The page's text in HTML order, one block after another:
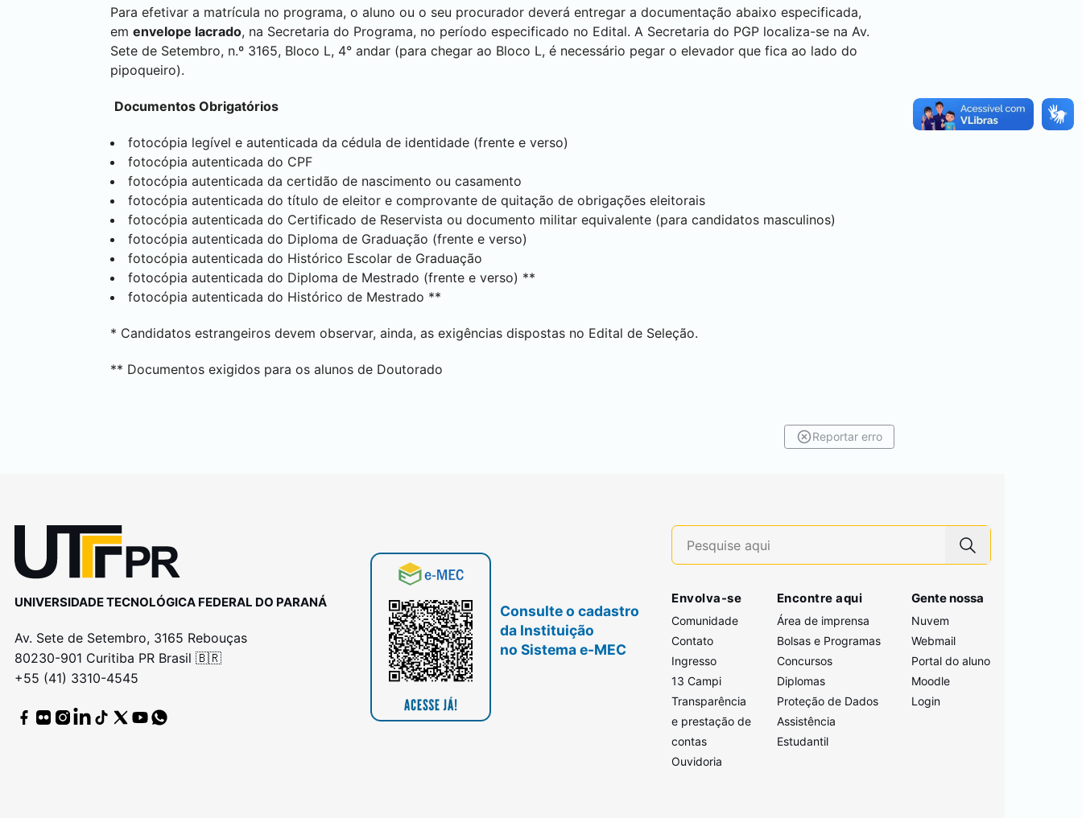
Para efetivar a matrícula no programa, o aluno ou o seu procurador deverá entregar a documentação abaixo especificada,
em envelope lacrado, na Secretaria do Programa, no período especificado no Edital. A Secretaria do PGP localiza-se na Av.
Sete de Setembro, n.º 3165, Bloco L, 4° andar (para chegar ao Bloco L, é necessário pegar o elevador que fica ao lado do
pipoqueiro).
Documentos Obrigatórios
fotocópia legível e autenticada da cédula de identidade (frente e verso)
fotocópia autenticada do CPF
fotocópia autenticada da certidão de nascimento ou casamento
fotocópia autenticada do título de eleitor e comprovante de quitação de obrigações eleitorais
fotocópia autenticada do Certificado de Reservista ou documento militar equivalente (para candidatos masculinos)
fotocópia autenticada do Diploma de Graduação (frente e verso)
fotocópia autenticada do Histórico Escolar de Graduação
fotocópia autenticada do Diploma de Mestrado (frente e verso) **
fotocópia autenticada do Histórico de Mestrado **
* Candidatos estrangeiros devem observar, ainda, as exigências dispostas no Edital de Seleção.
** Documentos exigidos para os alunos de Doutorado
Reportar erro
UNIVERSIDADE TECNOLÓGICA FEDERAL DO PARANÁ
Av. Sete de Setembro, 3165 Rebouças
80230-901 Curitiba PR Brasil 🇧🇷
+55 (41) 3310-4545
Consulte o cadastro
da Instituição
no Sistema e-MEC
Envolva-se
Comunidade
Contato
Ingresso
13 Campi
Transparência
e prestação de
contas
Ouvidoria
Encontre aqui
Área de imprensa
Bolsas e Programas
Concursos
Diplomas
Proteção de Dados
Assistência
Estudantil
Gente nossa
Nuvem
Webmail
Portal do aluno
Moodle
Login